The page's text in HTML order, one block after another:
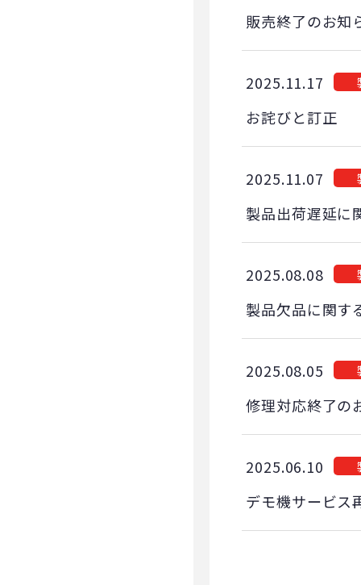
販売終了のお知
2025.11.17
お詫びと訂正
2025.11.07
製品出荷遅延に
2025.08.08
製品欠品に関す
2025.08.05
修理対応終了の
2025.06.10
デモ機サービス